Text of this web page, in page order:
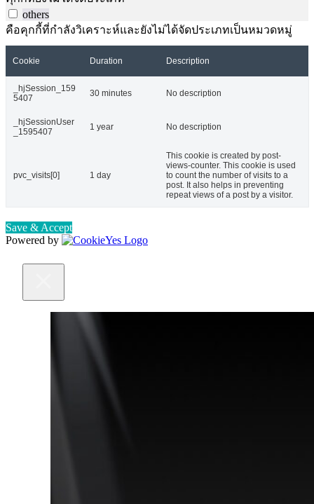
others
คือคุกกี้ที่กำลังวิเคราะห์และยังไม่ได้จัดประเภทเป็นหมวดหมู่
Cookie Duration Description
_hjSession_159
5407
30 minutes No description
_hjSessionUser
_1595407
1 year No description
pvc_visits[0] 1 day
This cookie is created by post-
views-counter. This cookie is used
to count the number of visits to a
post. It also helps in preventing
repeat views of a post by a visitor.
Save & Accept
Powered by